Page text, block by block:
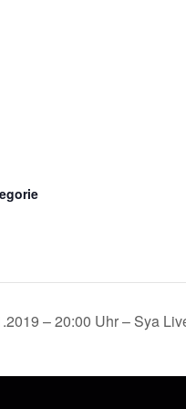
– 20:00 Uhr – Sya